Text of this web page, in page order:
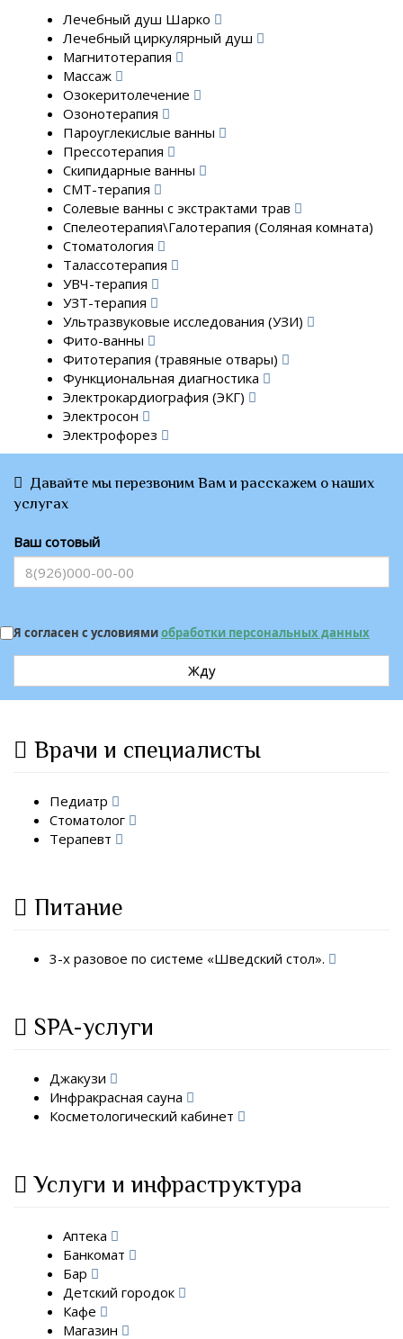
Лечебный душ Шарко
Лечебный циркулярный душ
Магнитотерапия
Массаж
Озокеритолечение
Озонотерапия
Пароуглекислые ванны
Прессотерапия
Скипидарные ванны
СМТ-терапия
Солевые ванны с экстрактами трав
Спелеотерапия\Галотерапия (Соляная комната)
Стоматология
Талассотерапия
УВЧ-терапия
УЗТ-терапия
Ультразвуковые исследования (УЗИ)
Фито-ванны
Фитотерапия (травяные отвары)
Функциональная диагностика
Электрокардиография (ЭКГ)
Электросон
Электрофорез
Давайте мы перезвоним Вам и расскажем о наших
услугах
Ваш сотовый
Я согласен с условиямиобработки персональных данных
Жду
Врачи и специалисты
Педиатр
Стоматолог
Терапевт
Питание
3-х разовое по системе «Шведский стол».
SPA-услуги
Джакузи
Инфракрасная сауна
Косметологический кабинет
Услуги и инфраструктура
Аптека
Банкомат
Бар
Детский городок
Кафе
Магазин